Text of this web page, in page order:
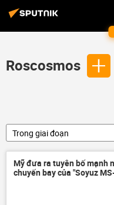
Roscosmos
Trong giai đoạn
Mỹ đưa ra tuyên bố mạnh
chuyến bay của "Soyuz